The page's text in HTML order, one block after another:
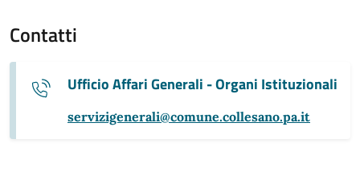
Contatti
Ufficio Affari Generali - Organi Istituzionali
servizigenerali@comune.collesano.pa.it